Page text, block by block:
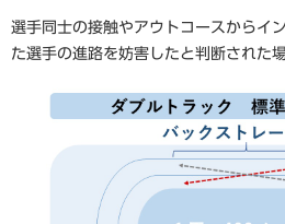
選手同士の接触やアウトコースからイ
た選手の進路を妨害したと判断された